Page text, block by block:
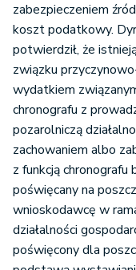
zabezpieczeniem
koszt podatkowy.
potwierdził, że
związku
wydatkiem
chronografu z
pozarolniczą
zachowaniem albo
z funkcją chronografu
poświęcany na
wnioskodawcę w
działalności
poświęcony dla